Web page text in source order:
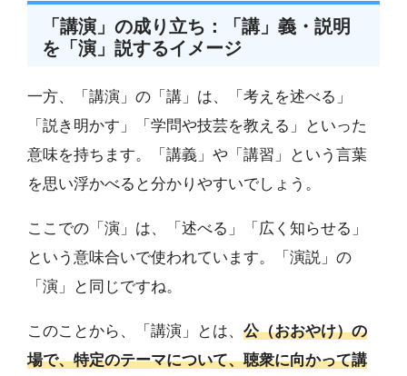
「講演」の成り立ち：「講」義・説明
を「演」説するイメージ
一方、「講演」の「講」は、「考えを述べる」
「説き明かす」「学問や技芸を教える」といった
意味を持ちます。「講義」や「講習」という言葉
を思い浮かべると分かりやすいでしょう。
ここでの「演」は、「述べる」「広く知らせる」
という意味合いで使われています。「演説」の
「演」と同じですね。
このことから、「講演」とは、 公（おおやけ）の
場で、特定のテーマについて、聴衆に向かって講